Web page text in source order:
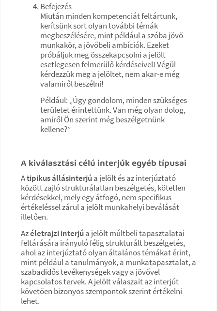
Befejezés
Miután minden kompetenciát feltártunk,
kerítsünk sort olyan további témák
megbeszélésére, mint például a szóba jövő
munkakör, a jövőbeli ambíciók. Ezeket
próbáljuk meg összekapcsolni a jelölt
esetlegesen felmerülő kérdéseivel! Végül
kérdezzük meg a jelöltet, nem akar-e még
valamiről beszélni!
Például: „Úgy gondolom, minden szükséges
területet érintettünk. Van még olyan dolog,
amiről Ön szerint még beszélgetnünk
kellene?”
A kiválasztási célú interjúk egyéb típusai
Atipikus állásinterjúa jelölt és az interjúztató
között zajló strukturálatlan beszélgetés, kötetlen
kérdésekkel, mely egy átfogó, nem specifikus
értékeléssel zárul a jelölt munkahelyi beválását
illetően.
Azéletrajzi interjúa jelölt múltbeli tapasztalatai
feltárására irányuló félig strukturált beszélgetés,
ahol az interjúztató olyan általános témákat érint,
mint például a tanulmányok, a munkatapasztalat, a
szabadidős tevékenységek vagy a jövővel
kapcsolatos tervek. A jelölt válaszait az interjút
követően bizonyos szempontok szerint értékelni
lehet.